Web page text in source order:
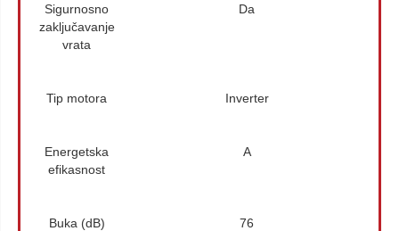
Sigurnosno
zaključavanje
vrata
Da
Tip motora Inverter
Energetska
efikasnost
A
Buka (dB) 76